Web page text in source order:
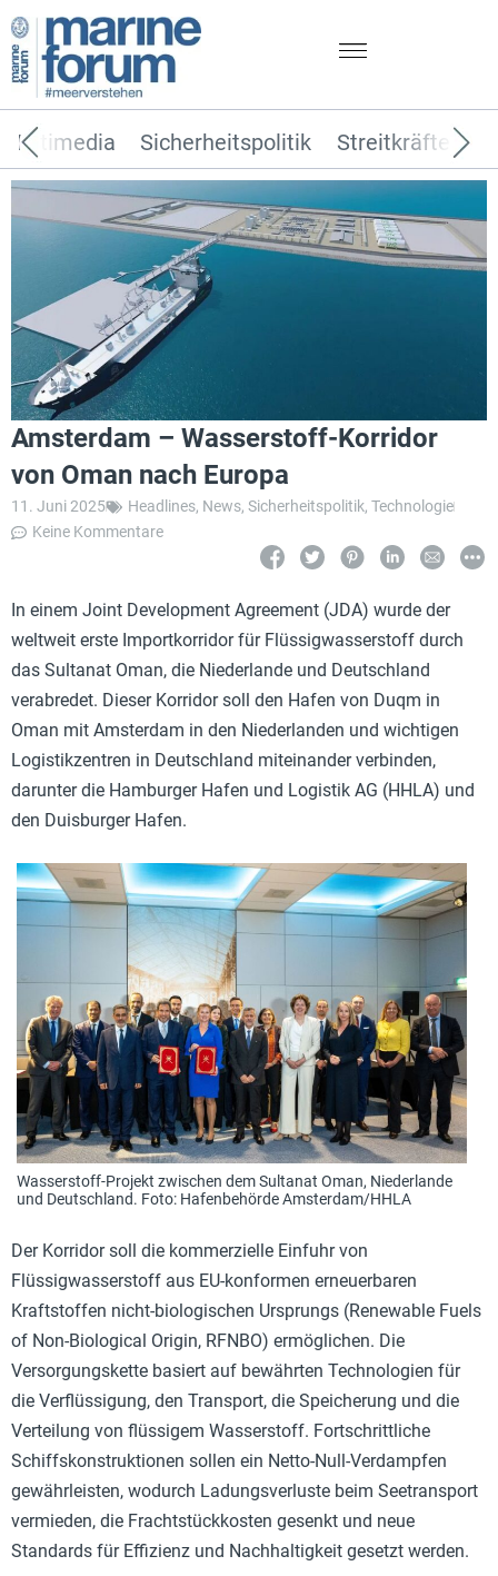
Sicherheitspolitik Streitkräfte
Multimedia
Amsterdam – Wasserstoff-Korridor
von Oman nach Europa
11. Juni 2025 Headlines, News, Sicherheitspolitik, Technologie
Keine Kommentare
In einem Joint Development Agreement (JDA) wurde der
weltweit erste Importkorridor für Flüssigwasserstoff durch
das Sultanat Oman, die Niederlande und Deutschland
verabredet. Dieser Korridor soll den Hafen von Duqm in
Oman mit Amsterdam in den Niederlanden und wichtigen
Logistikzentren in Deutschland miteinander verbinden,
darunter die Hamburger Hafen und Logistik AG (HHLA) und
den Duisburger Hafen.
Wasserstoff-Projekt zwischen dem Sultanat Oman, Niederlande
und Deutschland. Foto: Hafenbehörde Amsterdam/HHLA
Der Korridor soll die kommerzielle Einfuhr von
Flüssigwasserstoff aus EU-konformen erneuerbaren
Kraftstoffen nicht-biologischen Ursprungs (Renewable Fuels
of Non-Biological Origin, RFNBO) ermöglichen. Die
Versorgungskette basiert auf bewährten Technologien für
die Verflüssigung, den Transport, die Speicherung und die
Verteilung von flüssigem Wasserstoff. Fortschrittliche
Schiffskonstruktionen sollen ein Netto-Null-Verdampfen
gewährleisten, wodurch Ladungsverluste beim Seetransport
vermieden, die Frachtstückkosten gesenkt und neue
Standards für Effizienz und Nachhaltigkeit gesetzt werden.